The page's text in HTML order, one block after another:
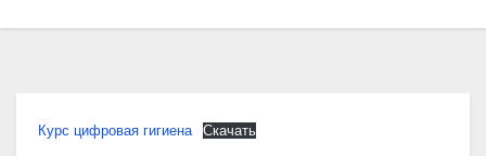
Курс цифровая гигиена Скачать